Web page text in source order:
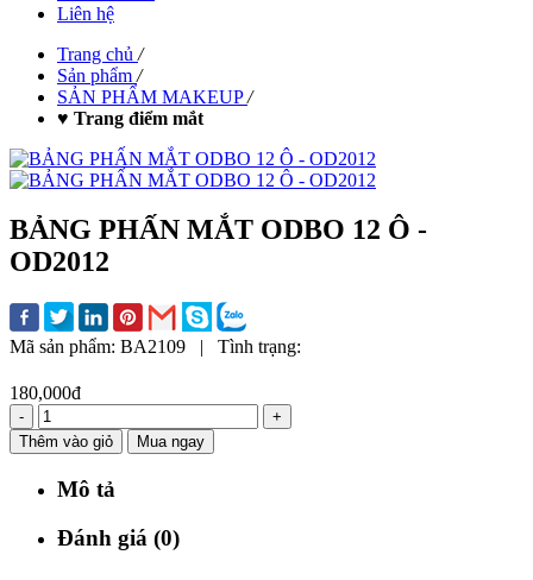
Liên hệ
Trang chủ /
Sản phẩm /
SẢN PHẨM MAKEUP /
♥ Trang điểm mắt
BẢNG PHẤN MẮT ODBO 12 Ô -
OD2012
Mã sản phẩm: BA2109 | Tình trạng:
180,000đ
-
+
Thêm vào giỏ
Mua ngay
Mô tả
Đánh giá (0)